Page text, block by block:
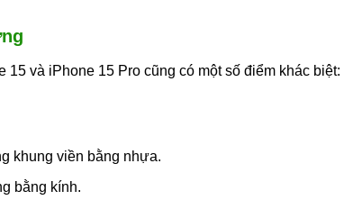
15 và iPhone 15 Pro cũng có một số điểm khác biệt:
khung viền bằng nhựa.
bằng kính.